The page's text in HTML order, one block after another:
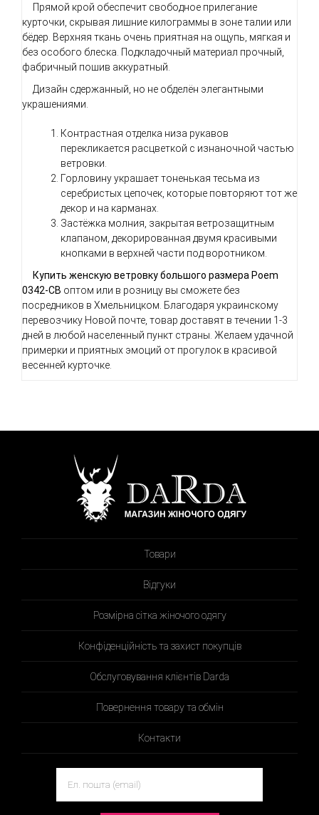
Прямой крой обеспечит свободное прилегание
курточки, скрывая лишние килограммы в зоне талии или
бёдер. Верхняя ткань очень приятная на ощупь, мягкая и
без особого блеска. Подкладочный материал прочный,
фабричный пошив аккуратный.
Дизайн сдержанный, но не обделён элегантными
украшениями.
Контрастная отделка низа рукавов
перекликается расцветкой с изнаночной частью
ветровки.
Горловину украшает тоненькая тесьма из
серебристых цепочек, которые повторяют тот же
декор и на карманах.
Застёжка молния, закрытая ветрозащитным
клапаном, декорированная двумя красивыми
кнопками в верхней части под воротником.
Купить женскую ветровкубольшого размера Poem
0342-CB оптом или в розницу вы сможете без
посредников в Хмельницком. Благодаря украинскому
перевозчику Новой почте, товар доставят в течении 1-3
дней в любой населенный пункт страны. Желаем удачной
примерки и приятных эмоций от прогулок в красивой
весенней курточке.
Товари
Відгуки
Розмірна сітка жіночого одягу
Конфіденційність та захист покупців
Обслуговування клієнтів Darda
Повернення товару та обмін
Контакти